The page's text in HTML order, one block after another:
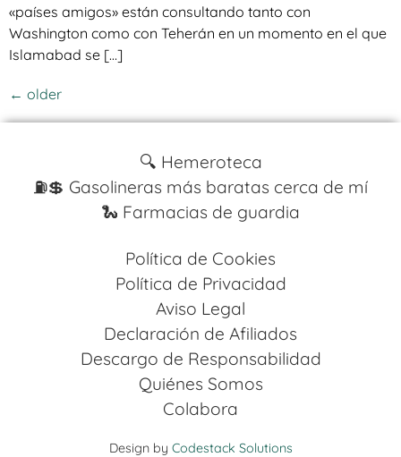
«países amigos» están consultando tanto con
Washington como con Teherán en un momento en el que
Islamabad se […]
← older
🔍 Hemeroteca
⛽️💲 Gasolineras más baratas cerca de mí
🐍 Farmacias de guardia
Política de Cookies
Política de Privacidad
Aviso Legal
Declaración de Afiliados
Descargo de Responsabilidad
Quiénes Somos
Colabora
Design by Codestack Solutions